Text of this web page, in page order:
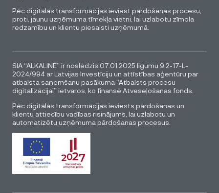
Pēc digitālās transformācijas ieviest pārdošanas procesu,
proti, jaunu uzņēmuma tīmekļa vietni, lai uzlabotu zīmola
redzamību un klientu piesaisti uzņēmumā.
SIA “ALKALINE” ir noslēdzis 07.01.2025 līgumu 9.2-17-L-
2024/994 ar Latvijas Investīciju un attīstības aģentūru par
atbalsta saņemšanu pasākuma “Atbalsts procesu
digitalizācijai” ietvaros, ko finansē Atveseļošanas fonds.
Pēc digitālās transformācijas ieviests pārdošanas un
klientu attiecību vadības risinājums, lai uzlabotu un
automatizētu uzņēmuma pārdošanas procesus.